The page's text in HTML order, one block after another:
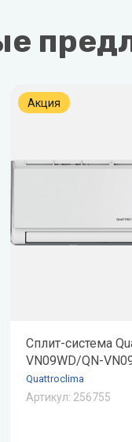
Пион
Тепломаш
Акция
Сплит-система
VN09WD/QN-
Quattroclima
Артикул: 256755